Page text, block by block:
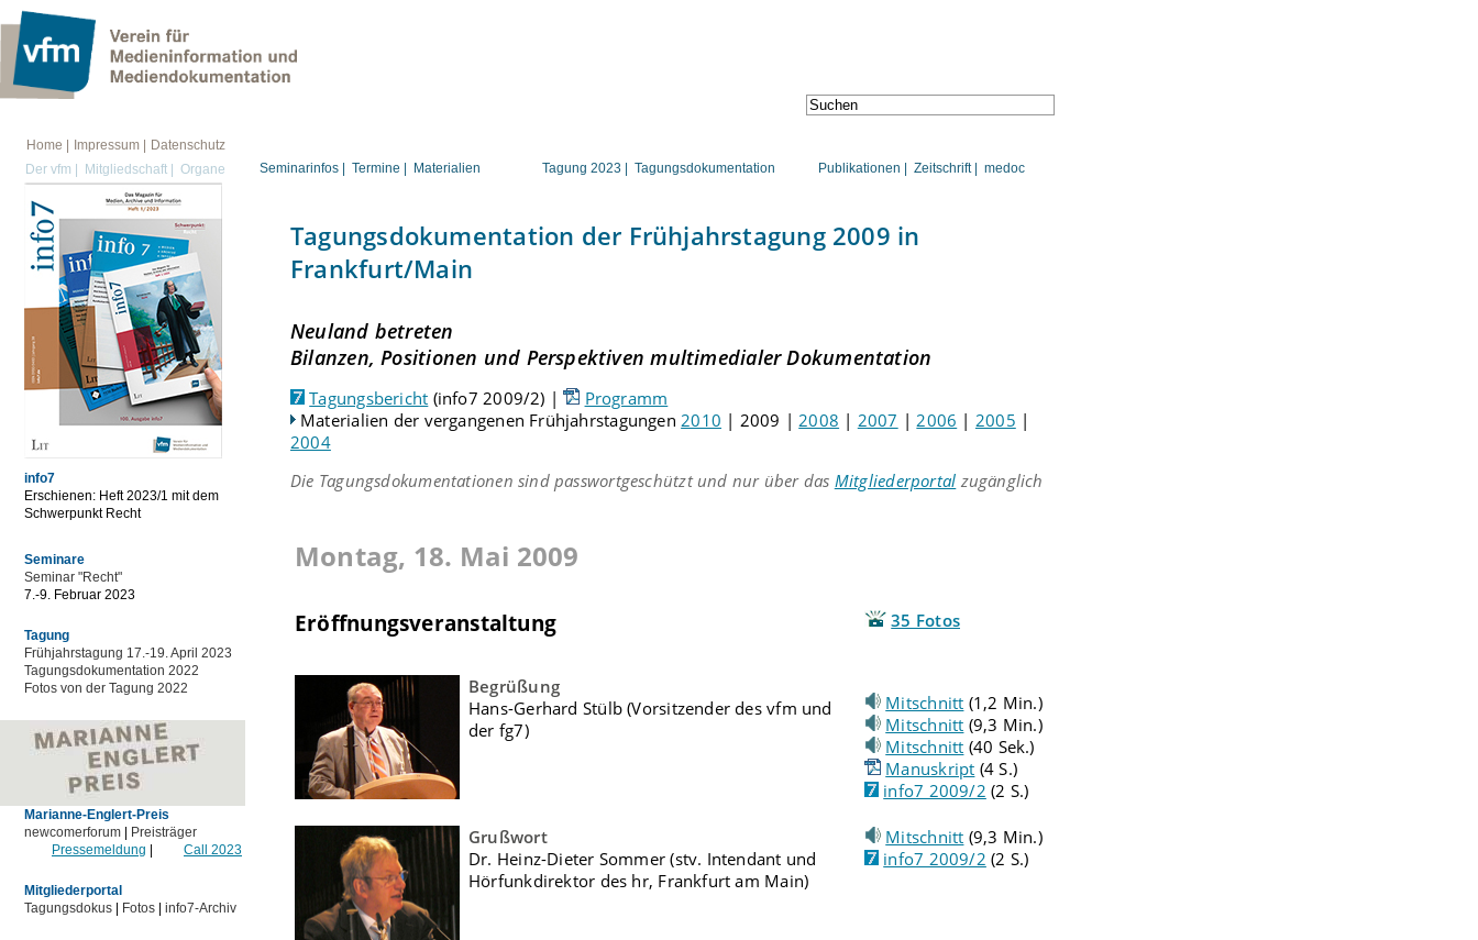
Home | Impressum |
Datenschutz
Der vfm |
Mitgliedschaft | Organe Seminarinfos | Termine | Materialien Tagung 2023 | Tagungsdokumentation Publikationen | Zeitschrift | medoc
info7
Erschienen: Heft 2023/1 mit dem
Schwerpunkt Recht
Seminare
Seminar "Recht"
7.-9. Februar 2023
Tagung
Frühjahrstagung 17.-19. April 2023
Tagungsdokumentation 2022
Fotos von der Tagung 2022
Marianne-Englert-Preis
newcomerforum
Preisträger
Pressemeldung
Call 2023
Mitgliederportal
Tagungsdokus
Fotos info7-Archiv
Tagungsdokumentation der Frühjahrstagung 2009 in
Frankfurt/Main
Neuland betreten
Bilanzen, Positionen und Perspektiven multimedialer Dokumentation
Tagungsbericht (info7 2009/2) |
Programm
Materialien der vergangenen Frühjahrstagungen 2010 | 2009 | 2008 | 2007 | 2006 | 2005 |
2004
Die Tagungsdokumentationen sind passwortgeschützt und nur über das Mitgliederportal zugänglich
Montag, 18. Mai 2009
Eröffnungsveranstaltung 35 Fotos
Begrüßung
Hans-Gerhard Stülb (Vorsitzender des vfm und
der fg7)
Mitschnitt (1,2 Min.)
Mitschnitt (9,3 Min.)
Mitschnitt (40 Sek.)
Manuskript (4 S.)
info7 2009/2 (2 S.)
Grußwort
Dr. Heinz-Dieter Sommer (stv. Intendant und
Hörfunkdirektor des hr, Frankfurt am Main)
Mitschnitt (9,3 Min.)
info7 2009/2 (2 S.)